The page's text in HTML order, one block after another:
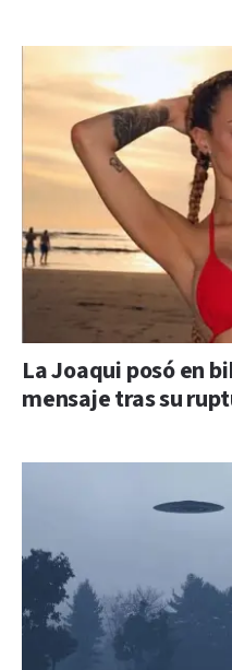
La Joaqui posó en
mensaje tras su